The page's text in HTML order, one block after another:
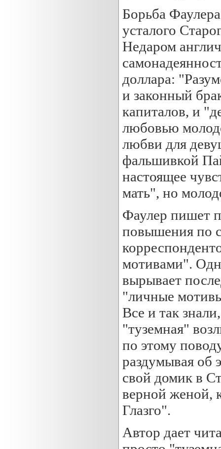
Борьба
усталого
Недаром
доллара:
и законный
капиталов, и
любовью
любви для
фальшивкой
настоящее
мать", но
Фаулер пишет
повышения по
мотивами".
вырывает
"личные
Все и так
"туземная"
по этому
раздумывая об
свой домик в
верной женой,
Глазго".
Автор дает